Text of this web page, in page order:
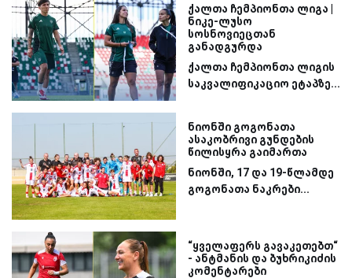
ქალთა ჩემპიონთა ლიგა |
ნიკე-ლუსო
სოსნოვიეცთან
განადგურდა
ქალთა ჩემპიონთა ლიგის
საკვალიფიკაციო ეტაპზე...
ნიონში გოგონათა
ასაკობრივი გუნდების
წილისყრა გაიმართა
ნიონში, 17 და 19-წლამდე
გოგონათა ნაკრები...
“ყველაფერს გავაკეთებთ“
- ანტმანის და ბუხრიკიძის
კომენტარები